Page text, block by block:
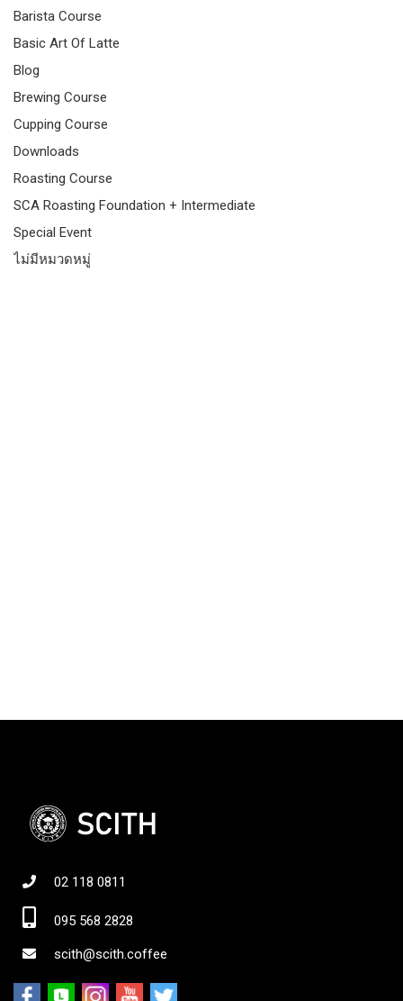
Barista Course
Basic Art Of Latte
Blog
Brewing Course
Cupping Course
Downloads
Roasting Course
SCA Roasting Foundation + Intermediate
Special Event
ไม่มีหมวดหมู่
02 118 0811
095 568 2828
scith@scith.coffee